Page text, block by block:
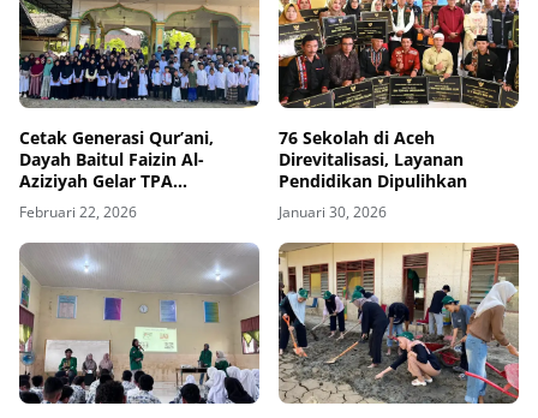
Cetak Generasi Qur’ani,
Dayah Baitul Faizin Al-
Aziziyah Gelar TPA
Ramadhan
Februari 22, 2026
76 Sekolah di Aceh
Direvitalisasi, Layanan
Pendidikan Dipulihkan
Januari 30, 2026